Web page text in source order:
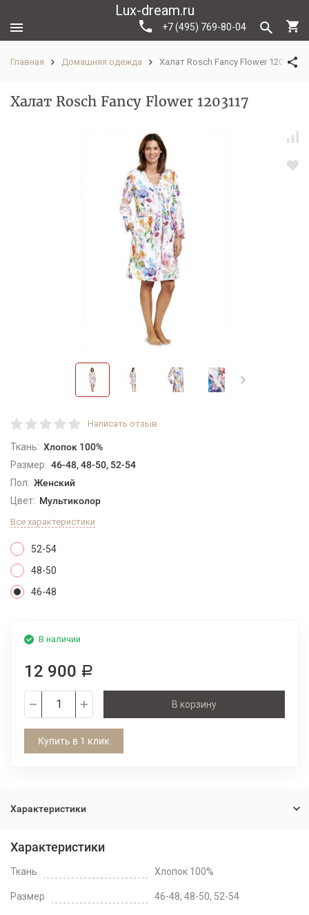
Lux-dream.ru
+7 (495) 769-80-04
Главная Домашняя одежда Халат Rosch Fancy Flower 1203117
Халат Rosch Fancy Flower 1203117
Написать отзыв
Ткань: Хлопок 100%
Размер: 46-48, 48-50, 52-54
Пол: Женский
Цвет: Мультиколор
Все характеристики
52-54
48-50
46-48
В наличии
12 900 Р
В корзину
Купить в 1 клик
Характеристики
Характеристики
Ткань Хлопок 100%
Размер 46-48, 48-50, 52-54